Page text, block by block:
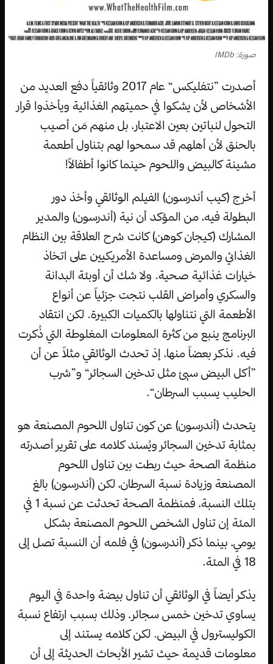
صورة: IMDb
أصدرت ”نتفليكس“ عام 2017 وثائقياً دفع العديد من
الأشخاص لأن يشكوا في حميتهم الغذائية ويأخذوا قرار
التحول لنباتين بعين الاعتبار، بل منهم مَن أصيب
بالحنق لأن أهلهم قد سمحوا لهم بتناول أطعمة
مشينة كالبيض واللحوم حينما كانوا أطفالاً!
أخرج (كيب أندرسون) الفيلم الوثائقي وأخذ دور
البطولة فيه، من المؤكد أن نية (أندرسون) والمدير
المشارك (كيجان كوهن) كانت شرح العلاقة بين النظام
الغذائي والمرض ومساعدة الأمريكيين على اتخاذ
خيارات غذائية صحية. ولا شك أن أوبئة البدانة
والسكري وأمراض القلب نتجت جزئياً عن أنواع
الأطعمة التي نتناولها بالكميات الكبيرة. لكن انتقاد
البرنامج ينبع من كثرة المعلومات المغلوطة التي ذُكرت
فيه. نذكر بعضاً منها، إذ تحدث الوثائقي مثلاً عن أن
”أكل البيض سيئ مثل تدخين السجائر“ و”شرب
الحليب يسبب السرطان“.
يتحدث (أندرسون) عن كون تناول اللحوم المصنعة هو
بمثابة تدخين السجائر ويُسند كلامه على تقرير أصدرته
منظمة الصحة حيث ربطت بين تناول اللحوم
المصنعة وزيادة نسبة السرطان، لكن (أندرسون) بالغ
بتلك النسبة، فمنظمة الصحة تحدثت عن نسبة 1 في
المئة إن تناول الشخص اللحوم المصنعة بشكل
يومي، بينما ذكر (أندرسون) في فلمه أن النسبة تصل إلى
18 في المئة.
يذكر أيضاً في الوثائقي أن تناول بيضة واحدة في اليوم
يساوي تدخين خمس سجائر، وذلك بسبب ارتفاع نسبة
الكوليسترول في البيض. لكن كلامه يستند إلى
معلومات قديمة حيث تشير الأبحاث الحديثة إلى أن